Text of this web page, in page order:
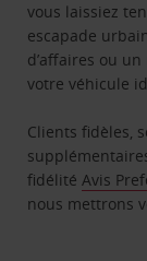
vous laissiez
escapade
d’affaires ou
votre véhicule
Clients fidèles,
fidélitéAvis
nous mettrons